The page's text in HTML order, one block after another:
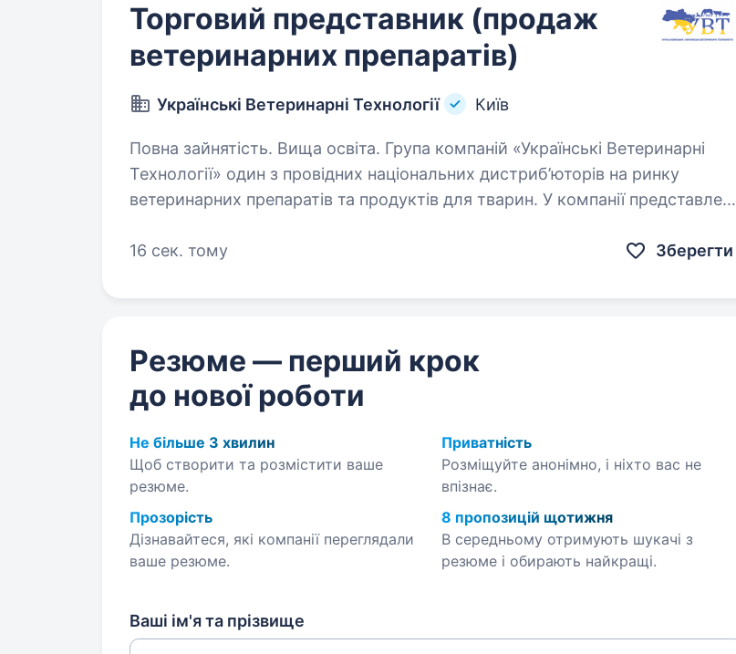
Торговий представник (продаж
ветеринарних препаратів)
Українські Ветеринарні Технології Київ
Повна зайнятість. Вища освіта. Група компаній «Українські Ветеринарні
Технології» один з провідних національних дистриб’юторів на ринку
ветеринарних препаратів та продуктів для тварин. У компанії представлена
16 сек. тому
Зберегти
Резюме — перший крок
до нової роботи
Не більше 3 хвилин
Щоб створити та розмістити ваше
резюме.
Приватність
Розміщуйте анонімно, і ніхто вас не
впізнає.
Прозорість
Дізнавайтеся, які компанії переглядали
ваше резюме.
8 пропозицій щотижня
В середньому отримують шукачі з
резюме і обирають найкращі.
Ваші ім'я та прізвище